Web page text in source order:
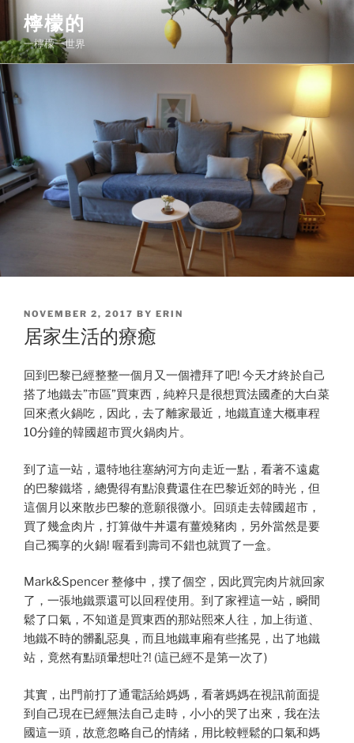
content
檸檬的
一檸檬一世界
POSTED
ON
NOVEMBER 2, 2017 BY ERIN
居家生活的療癒
回到巴黎已經整整一個月又一個禮拜了吧! 今天才終於自己
搭了地鐵去”市區”買東西，純粹只是很想買法國產的大白菜
回來煮火鍋吃，因此，去了離家最近，地鐵直達大概車程
10分鐘的韓國超市買火鍋肉片。
到了這一站，還特地往塞納河方向走近一點，看著不遠處
的巴黎鐵塔，總覺得有點浪費還住在巴黎近郊的時光，但
這個月以來散步巴黎的意願很微小。回頭走去韓國超市，
買了幾盒肉片，打算做牛丼還有薑燒豬肉，另外當然是要
自己獨享的火鍋! 喔看到壽司不錯也就買了一盒。
Mark&Spencer 整修中，撲了個空，因此買完肉片就回家
了，一張地鐵票還可以回程使用。到了家裡這一站，瞬間
鬆了口氣，不知道是買東西的那站熙來人往，加上街道、
地鐵不時的髒亂惡臭，而且地鐵車廂有些搖晃，出了地鐵
站，竟然有點頭暈想吐?! (這已經不是第一次了)
其實，出門前打了通電話給媽媽，看著媽媽在視訊前面提
到自己現在已經無法自己走時，小小的哭了出來，我在法
國這一頭，故意忽略自己的情緒，用比較輕鬆的口氣和媽